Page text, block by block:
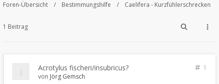
Foren-Übersicht Bestimmungshilfe Caelifera - Kurzfühlerschrecken
1 Beitrag
Acrotylus fischeri/insubricus?
1
von Jörg Gemsch